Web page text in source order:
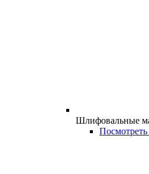
Шлифовальные